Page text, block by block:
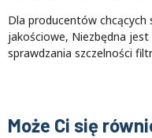
Dla producentów chcących
jakościowe, Niezbędna
sprawdzania szczelności
Może Ci się